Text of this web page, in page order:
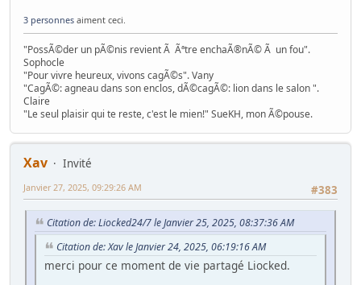
3 personnes aiment ceci.
"PossÃ©der un pÃ©nis revient Ã Ãªtre enchaÃ®nÃ© Ã un fou".
Sophocle
"Pour vivre heureux, vivons cagÃ©s". Vany
"CagÃ©: agneau dans son enclos, dÃ©cagÃ©: lion dans le salon ".
Claire
"Le seul plaisir qui te reste, c'est le mien!" SueKH, mon Ã©pouse.
Xav
Invité
#383
Janvier 27, 2025, 09:29:26 AM
Citation de: Liocked24/7 le Janvier 25, 2025, 08:37:36 AM
Citation de: Xav le Janvier 24, 2025, 06:19:16 AM
merci pour ce moment de vie partagé Liocked.